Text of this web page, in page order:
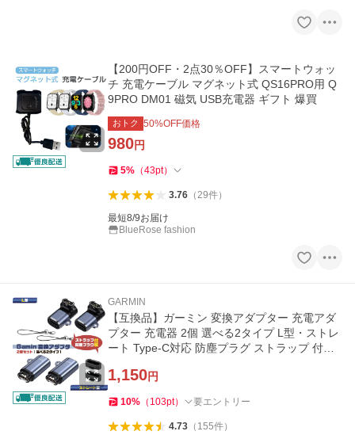
【200円OFF・2点30％OFF】スマートウォッ
チ 充電ケーブル マグネット式 QS16PRO用 Q
9PRO DM01 磁気 USB充電器 ギフト 爆買
おトク 50%OFF価格
980円
5% （43pt）
3.76（29件）
最短8/9お届け
BlueRose fashion
GARMIN
【互換品】ガーミン 変換アダプター 充電アダ
プター 充電器 2個 選べる2タイプ L型・ストレ
ート Type-C対応 防塵プラグ ストラップ 付き
1,150円
10% （ 103pt） 要エントリー
4.73（ 155件）